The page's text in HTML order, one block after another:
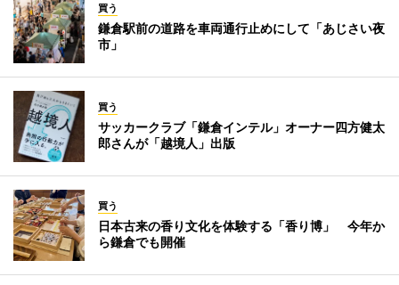
買う
鎌倉駅前の道路を車両通行止めにして「あじさい夜
市」
買う
サッカークラブ「鎌倉インテル」オーナー四方健太
郎さんが「越境人」出版
買う
日本古来の香り文化を体験する「香り博」 今年か
ら鎌倉でも開催